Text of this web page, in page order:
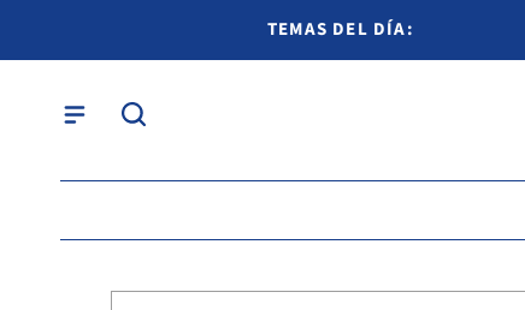
TEMAS DEL DÍA: